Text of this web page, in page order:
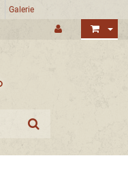
Galerie